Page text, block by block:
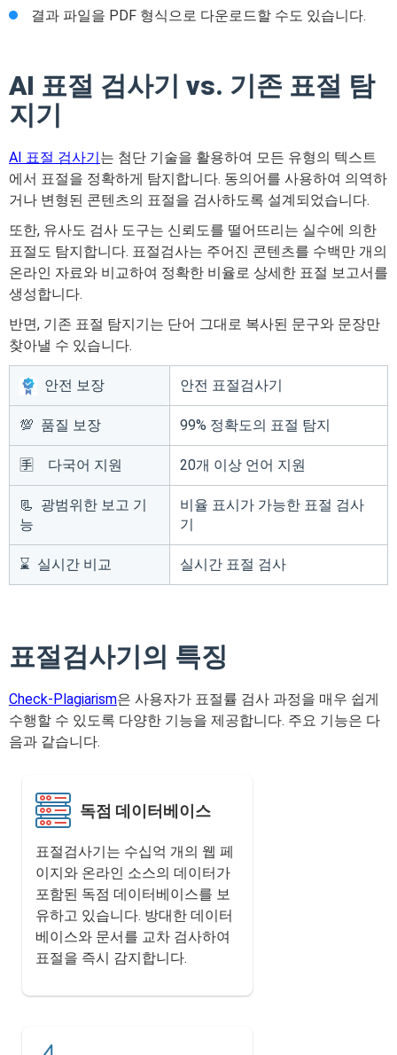
결과 파일을 PDF 형식으로 다운로드할 수도 있습니다.
AI 표절 검사기 vs. 기존 표절 탐
지기
AI 표절 검사기는 첨단 기술을 활용하여 모든 유형의 텍스트
에서 표절을 정확하게 탐지합니다. 동의어를 사용하여 의역하
거나 변형된 콘텐츠의 표절을 검사하도록 설계되었습니다.
또한, 유사도 검사 도구는 신뢰도를 떨어뜨리는 실수에 의한
표절도 탐지합니다. 표절검사는 주어진 콘텐츠를 수백만 개의
온라인 자료와 비교하여 정확한 비율로 상세한 표절 보고서를
생성합니다.
반면, 기존 표절 탐지기는 단어 그대로 복사된 문구와 문장만
찾아낼 수 있습니다.
안전 보장 안전 표절검사기
💯 품질 보장 99% 정확도의 표절 탐지
🈐 다국어 지원 20개 이상 언어 지원
📃 광범위한 보고 기
능
비율 표시가 가능한 표절 검사
기
⌛ 실시간 비교 실시간 표절 검사
표절검사기의 특징
Check-Plagiarism은 사용자가 표절률 검사 과정을 매우 쉽게
수행할 수 있도록 다양한 기능을 제공합니다. 주요 기능은 다
음과 같습니다.
독점 데이터베이스
표절검사기는 수십억 개의 웹 페
이지와 온라인 소스의 데이터가
포함된 독점 데이터베이스를 보
유하고 있습니다. 방대한 데이터
베이스와 문서를 교차 검사하여
표절을 즉시 감지합니다.